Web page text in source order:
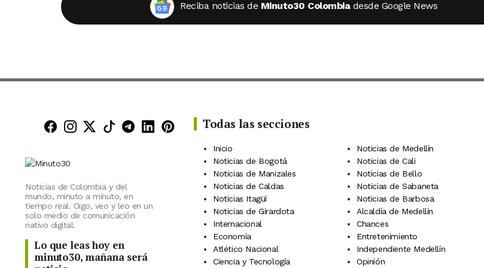
Reciba noticias de Minuto30 Colombia desde Google News
Minuto30 en Facebook
Minuto30 en Instagram
Minuto30 en X (Twitter)
Minuto30 en TikTok
Canal de Minuto30 en Telegram
Minuto30 en LinkedIn
Minuto30 en Pinterest
Noticias de Colombia y del
mundo, minuto a minuto, en
tiempo real. Oigo, veo y leo en un
solo medio de comunicación
nativo digital.
Lo que leas hoy en
minuto30, mañana será
Todas las secciones
Inicio Noticias de Medellín
Noticias de Bogotá
Noticias de Cali
Noticias de Manizales
Noticias de Bello
Noticias de Caldas
Noticias de Sabaneta
Noticias Itagüí
Noticias de Barbosa
Noticias de Girardota
Alcaldía de Medellín
Internacional
Chances
Economía
Entretenimiento
Atlético Nacional
Independiente Medellín
Ciencia y Tecnología
Opinión